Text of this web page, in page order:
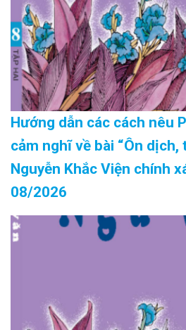
Hướng dẫn các cách nêu
cảm nghĩ về bài “Ôn dịch,
Nguyễn Khắc Viện chính
08/2026